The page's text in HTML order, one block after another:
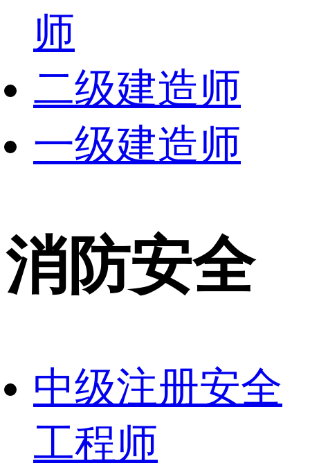
师
二级建造师
一级建造师
消防安全
中级注册安全
工程师